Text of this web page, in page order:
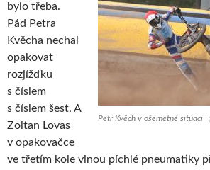
Petr Kvěch v ošemetné situaci
bylo třeba.
Pád Petra
Kvěcha nechal
opakovat
rozjížďku
s číslem
s číslem šest. A
Zoltan Lovas
v opakovačce
ve třetím kole vinou píchlé pneumatiky